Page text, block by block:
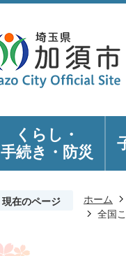
くらし・
手続き ・防災
現在のページ ホーム
全国